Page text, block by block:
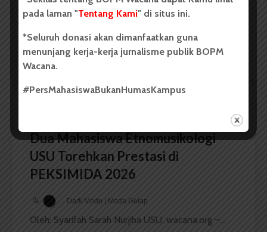
Dark Mode | Moda Gelap
Redaksi 2 menit waktu baca
Dua Mahasiswa Etnomusikologi
USU Torehkan Prestasi di
PEKSIMIDA 2026
Dark Mode | Moda Gelap
Oleh: Syarifah Sarah Nurjiha USU, wacana.org –...
pada laman "Tentang Kami" di situs ini.
*Seluruh donasi akan dimanfaatkan guna
menunjang kerja-kerja jurnalisme publik BOPM
Wacana.
#PersMahasiswaBukanHumasKampus